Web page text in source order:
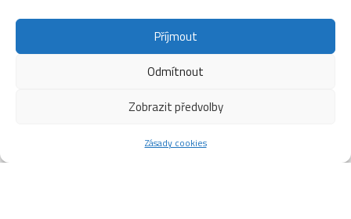
Příjmout
Odmítnout
Zobrazit předvolby
Zásady cookies